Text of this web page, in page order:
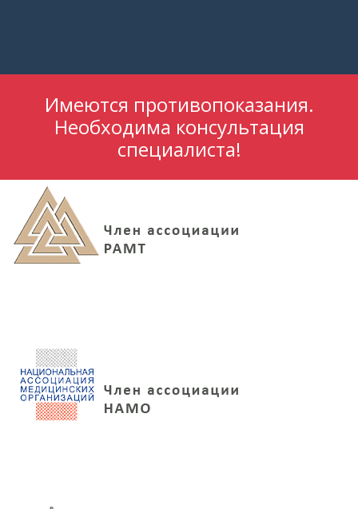
Имеются противопоказания.
Необходима консультация
специалиста!